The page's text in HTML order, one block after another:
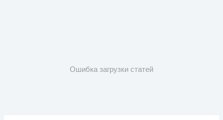
Ошибка загрузки статей